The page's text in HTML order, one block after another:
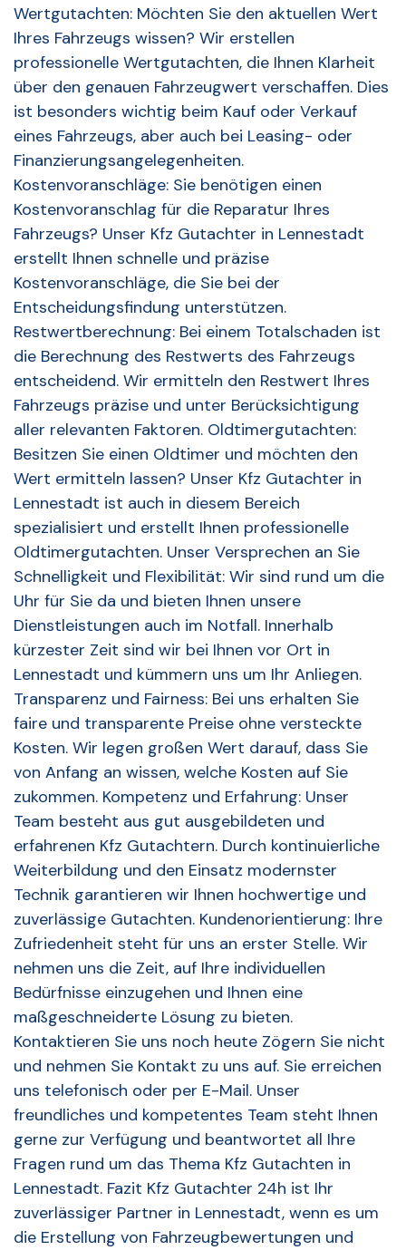
Wertgutachten: Möchten Sie den aktuellen Wert
Ihres Fahrzeugs wissen? Wir erstellen
professionelle Wertgutachten, die Ihnen Klarheit
über den genauen Fahrzeugwert verschaffen. Dies
ist besonders wichtig beim Kauf oder Verkauf
eines Fahrzeugs, aber auch bei Leasing- oder
Finanzierungsangelegenheiten.
Kostenvoranschläge: Sie benötigen einen
Kostenvoranschlag für die Reparatur Ihres
Fahrzeugs? Unser Kfz Gutachter in Lennestadt
erstellt Ihnen schnelle und präzise
Kostenvoranschläge, die Sie bei der
Entscheidungsfindung unterstützen.
Restwertberechnung: Bei einem Totalschaden ist
die Berechnung des Restwerts des Fahrzeugs
entscheidend. Wir ermitteln den Restwert Ihres
Fahrzeugs präzise und unter Berücksichtigung
aller relevanten Faktoren. Oldtimergutachten:
Besitzen Sie einen Oldtimer und möchten den
Wert ermitteln lassen? Unser Kfz Gutachter in
Lennestadt ist auch in diesem Bereich
spezialisiert und erstellt Ihnen professionelle
Oldtimergutachten. Unser Versprechen an Sie
Schnelligkeit und Flexibilität: Wir sind rund um die
Uhr für Sie da und bieten Ihnen unsere
Dienstleistungen auch im Notfall. Innerhalb
kürzester Zeit sind wir bei Ihnen vor Ort in
Lennestadt und kümmern uns um Ihr Anliegen.
Transparenz und Fairness: Bei uns erhalten Sie
faire und transparente Preise ohne versteckte
Kosten. Wir legen großen Wert darauf, dass Sie
von Anfang an wissen, welche Kosten auf Sie
zukommen. Kompetenz und Erfahrung: Unser
Team besteht aus gut ausgebildeten und
erfahrenen Kfz Gutachtern. Durch kontinuierliche
Weiterbildung und den Einsatz modernster
Technik garantieren wir Ihnen hochwertige und
zuverlässige Gutachten. Kundenorientierung: Ihre
Zufriedenheit steht für uns an erster Stelle. Wir
nehmen uns die Zeit, auf Ihre individuellen
Bedürfnisse einzugehen und Ihnen eine
maßgeschneiderte Lösung zu bieten.
Kontaktieren Sie uns noch heute Zögern Sie nicht
und nehmen Sie Kontakt zu uns auf. Sie erreichen
uns telefonisch oder per E-Mail. Unser
freundliches und kompetentes Team steht Ihnen
gerne zur Verfügung und beantwortet all Ihre
Fragen rund um das Thema Kfz Gutachten in
Lennestadt. Fazit Kfz Gutachter 24h ist Ihr
zuverlässiger Partner in Lennestadt, wenn es um
die Erstellung von Fahrzeugbewertungen und